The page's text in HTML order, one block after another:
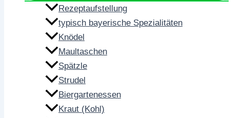
Rezeptaufstellung
typisch bayerische Spezialitäten
Knödel
Maultaschen
Spätzle
Strudel
Biergartenessen
Kraut (Kohl)